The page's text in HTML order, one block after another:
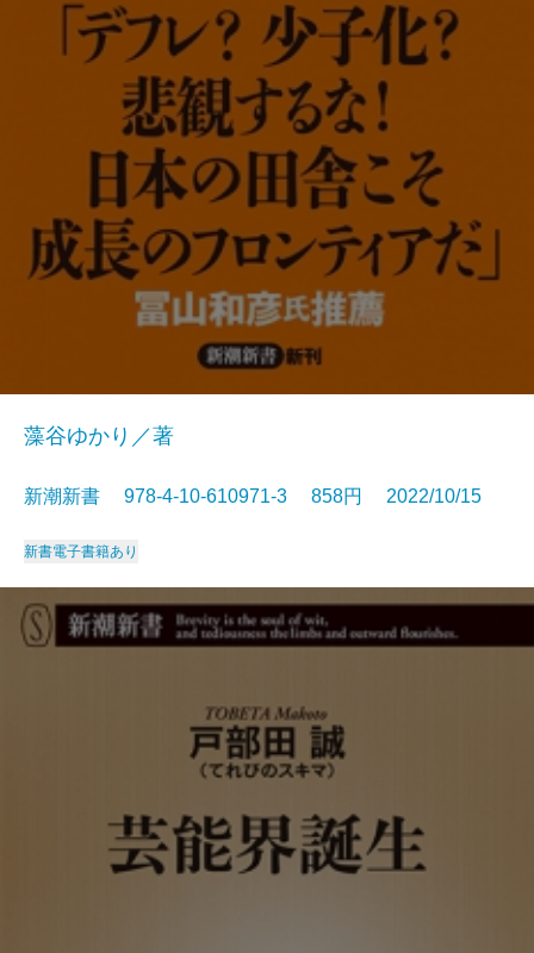
藻谷ゆかり／著
新潮新書 978-4-10-610971-3 858円 2022/10/15
新書電子書籍あり